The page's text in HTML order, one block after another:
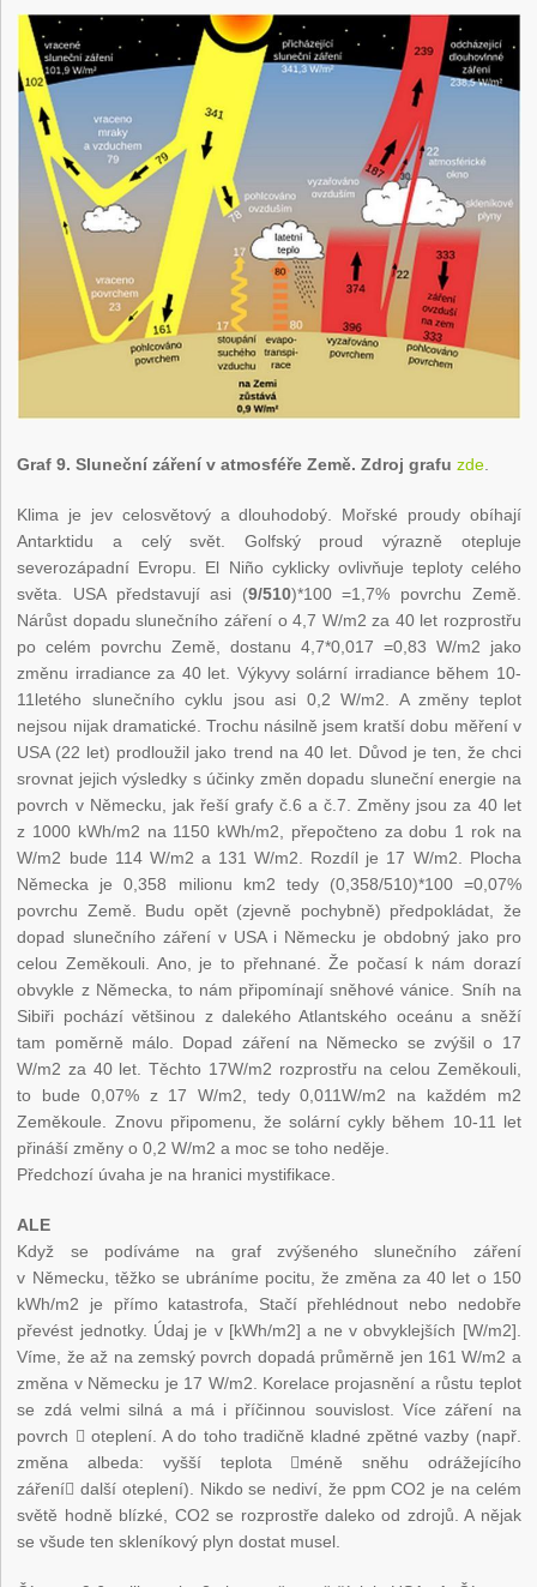
Graf 9. Sluneční záření v atmosféře Země. Zdroj grafuzde.
Klima je jev celosvětový a dlouhodobý. Mořské proudy obíhají
Antarktidu a celý svět. Golfský proud výrazně otepluje
severozápadní Evropu. El Niño cyklicky ovlivňuje teploty celého
světa. USA představují asi (9/510)*100 =1,7% povrchu Země.
Nárůst dopadu slunečního záření o 4,7 W/m2 za 40 let rozprostřu
po celém povrchu Země, dostanu 4,7*0,017 =0,83 W/m2 jako
změnu irradiance za 40 let. Výkyvy solární irradiance během 10-
11letého slunečního cyklu jsou asi 0,2 W/m2. A změny teplot
nejsou nijak dramatické. Trochu násilně jsem kratší dobu měření v
USA (22 let) prodloužil jako trend na 40 let. Důvod je ten, že chci
srovnat jejich výsledky s účinky změn dopadu sluneční energie na
povrch v Německu, jak řeší grafy č.6 a č.7. Změny jsou za 40 let
z 1000 kWh/m2 na 1150 kWh/m2, přepočteno za dobu 1 rok na
W/m2 bude 114 W/m2 a 131 W/m2. Rozdíl je 17 W/m2. Plocha
Německa je 0,358 milionu km2 tedy (0,358/510)*100 =0,07%
povrchu Země. Budu opět (zjevně pochybně) předpokládat, že
dopad slunečního záření v USA i Německu je obdobný jako pro
celou Zeměkouli. Ano, je to přehnané. Že počasí k nám dorazí
obvykle z Německa, to nám připomínají sněhové vánice. Sníh na
Sibiři pochází většinou z dalekého Atlantského oceánu a sněží
tam poměrně málo. Dopad záření na Německo se zvýšil o 17
W/m2 za 40 let. Těchto 17W/m2 rozprostřu na celou Zeměkouli,
to bude 0,07% z 17 W/m2, tedy 0,011W/m2 na každém m2
Zeměkoule. Znovu připomenu, že solární cykly během 10-11 let
přináší změny o 0,2 W/m2 a moc se toho neděje.
Předchozí úvaha je na hranici mystifikace.
ALE
Když se podíváme na graf zvýšeného slunečního záření
v Německu, těžko se ubráníme pocitu, že změna za 40 let o 150
kWh/m2 je přímo katastrofa, Stačí přehlédnout nebo nedobře
převést jednotky. Údaj je v [kWh/m2] a ne v obvyklejších [W/m2].
Víme, že až na zemský povrch dopadá průměrně jen 161 W/m2 a
změna v Německu je 17 W/m2. Korelace projasnění a růstu teplot
se zdá velmi silná a má i příčinnou souvislost. Více záření na
povrch  oteplení. A do toho tradičně kladné zpětné vazby (např.
změna albeda: vyšší teplota méně sněhu odrážejícího
záření další oteplení). Nikdo se nediví, že ppm CO2 je na celém
světě hodně blízké, CO2 se rozprostře daleko od zdrojů. A nějak
se všude ten skleníkový plyn dostat musel.